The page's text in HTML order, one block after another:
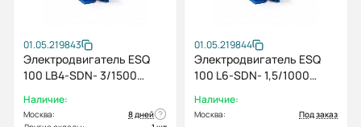
01.05.219843
Электродвигатель ESQ
100 LB4-SDN- 3/1500
Наличие:
Москва:
8 дней
01.05.219844
Электродвигатель ESQ
100 L6-SDN- 1,5/1000
Наличие:
Москва: Под заказ